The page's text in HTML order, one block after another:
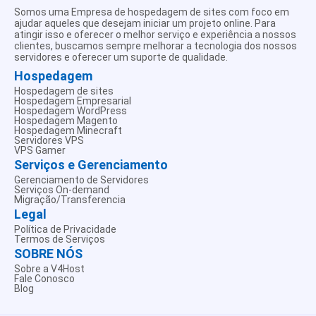
Somos uma Empresa de hospedagem de sites com foco em
ajudar aqueles que desejam iniciar um projeto online. Para
atingir isso e oferecer o melhor serviço e experiência a nossos
clientes, buscamos sempre melhorar a tecnologia dos nossos
servidores e oferecer um suporte de qualidade.
Hospedagem
Hospedagem de sites
Hospedagem Empresarial
Hospedagem WordPress
Hospedagem Magento
Hospedagem Minecraft
Servidores VPS
VPS Gamer
Serviços e Gerenciamento
Gerenciamento de Servidores
Serviços On-demand
Migração/Transferencia
Legal
Política de Privacidade
Termos de Serviços
SOBRE NÓS
Sobre a V4Host
Fale Conosco
Blog